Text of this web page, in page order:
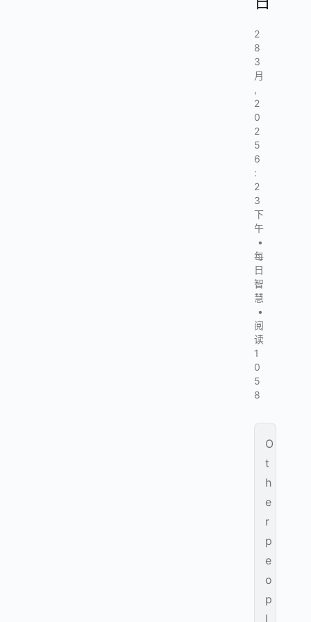
2
8
3
月
,
2
0
2
5
6
:
2
3
下
午
•
每
日
智
慧
•
阅
读
1
0
5
8
O
t
h
e
r
p
e
o
p
l